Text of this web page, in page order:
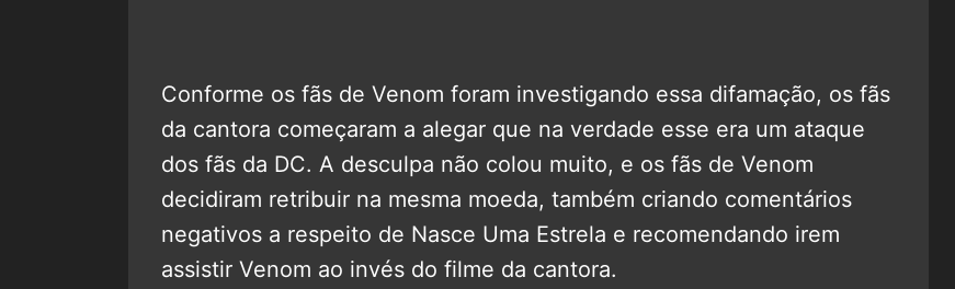
Conforme os fãs de Venom foram investigando essa difamação, os fãs
da cantora começaram a alegar que na verdade esse era um ataque
dos fãs da DC. A desculpa não colou muito, e os fãs de Venom
decidiram retribuir na mesma moeda, também criando comentários
negativos a respeito de Nasce Uma Estrela e recomendando irem
assistir Venom ao invés do filme da cantora.